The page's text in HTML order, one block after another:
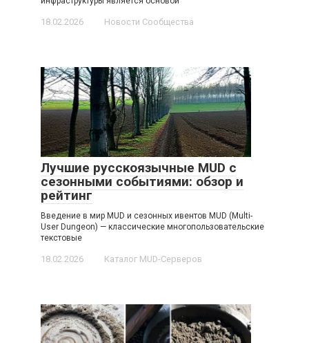
18.02.2026 Новости Сообщества
Лучшие русскоязычные MUD с
сезонными событиями: обзор и
рейтинг
Введение в мир MUD и сезонных ивентов MUD (Multi-
User Dungeon) — классические многопользовательские
текстовые
18.02.2026 Каталог MUD-Серверов